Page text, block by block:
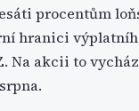
procentům
hranici
Na akcii to